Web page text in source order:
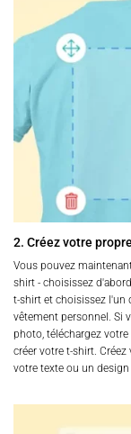
2. Créez votre
Vous pouvez
shirt - choisissez
t-shirt et choisissez l'un
vêtement personnel. Si
photo, téléchargez
créer votre t-shirt.
votre texte ou un design